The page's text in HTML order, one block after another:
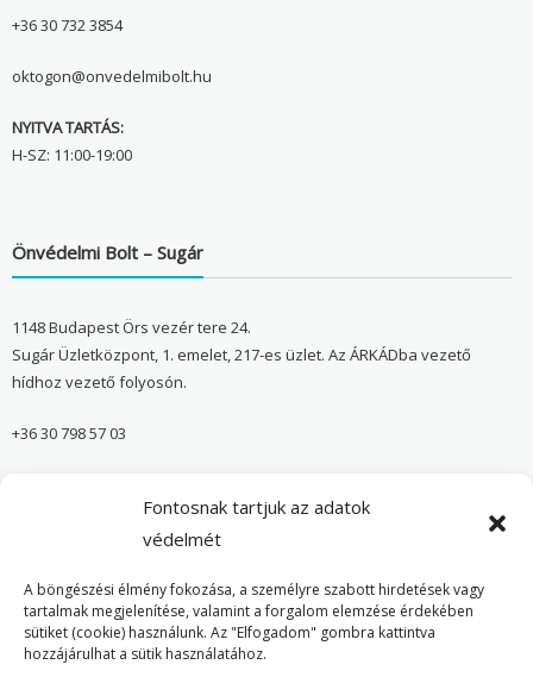
Fontosnak tartjuk az adatok
védelmét
A böngészési élmény fokozása, a személyre szabott hirdetések vagy
tartalmak megjelenítése, valamint a forgalom elemzése érdekében
sütiket (cookie) használunk. Az "Elfogadom" gombra kattintva
hozzájárulhat a sütik használatához.
+36 30 732 3854
oktogon@onvedelmibolt.hu
NYITVA TARTÁS:
H-SZ: 11:00-19:00
Önvédelmi Bolt – Sugár
1148 Budapest Örs vezér tere 24.
Sugár Üzletközpont, 1. emelet, 217-es üzlet. Az ÁRKÁDba vezető
hídhoz vezető folyosón.
+36 30 798 57 03
Önvédelmi Bolt – Főoldal